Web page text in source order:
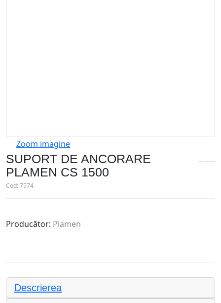
Zoom imagine
SUPORT DE ANCORARE
PLAMEN CS 1500
Cod:7574
Producător: Plamen
Descrierea